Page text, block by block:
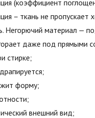
(коэффициент
– ткань не пропускает
Негорючий материал —
даже под прямыми
стирке;
форму;
внешний вид;